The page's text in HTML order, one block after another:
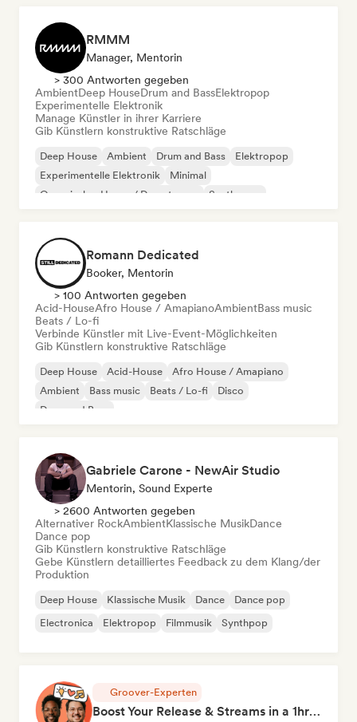
RMMM
Manager, Mentorin
> 300 Antworten gegeben
AmbientDeep HouseDrum and BassElektropop
Experimentelle Elektronik
Manage Künstler in ihrer Karriere
Gib Künstlern konstruktive Ratschläge
Deep House Ambient Drum and Bass
Elektropop
Experimentelle Elektronik
Minimal
Organischer House / Downtempo
Synthwave
Romann Dedicated
Booker, Mentorin
> 100 Antworten gegeben
Acid-HouseAfro House / AmapianoAmbientBass music
Beats / Lo-fi
Verbinde Künstler mit Live-Event-Möglichkeiten
Gib Künstlern konstruktive Ratschläge
Deep House Acid-House
Afro House / Amapiano
Ambient
Bass music Beats / Lo-fi
Disco
Drum and Bass
Gabriele Carone - NewAir Studio
Mentorin, Sound Experte
> 2600 Antworten gegeben
Alternativer RockAmbientKlassische MusikDance
Dance pop
Gib Künstlern konstruktive Ratschläge
Gebe Künstlern detailliertes Feedback zu dem Klang/der
Produktion
Deep House Klassische Musik Dance
Dance pop
Electronica
Elektropop Filmmusik Synthpop
Groover-Experten
Boost Your Release & Streams in a 1hr Coaching Session